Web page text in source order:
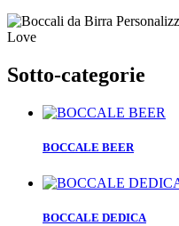
Sotto-categorie
BOCCALE BEER
BOCCALE DEDICA